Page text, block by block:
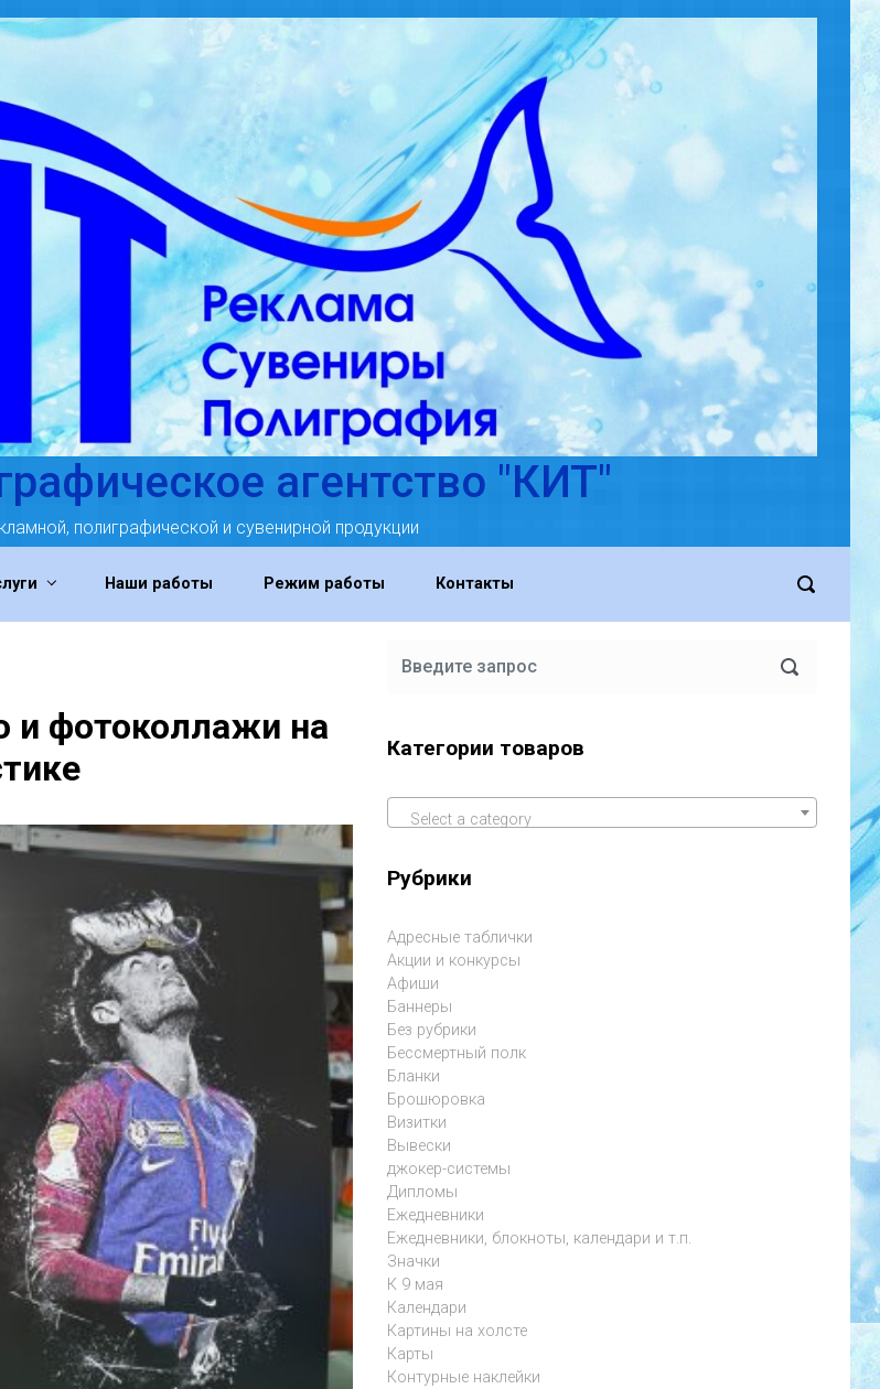
агентство "КИТ"
полиграфической и сувенирной продукции
Наши работы Режим работы Контакты
и фотоколлажи на
Категории товаров
Select a category
Рубрики
Адресные таблички
Акции и конкурсы
Афиши
Баннеры
Без рубрики
Бессмертный полк
Бланки
Брошюровка
Визитки
Вывески
джокер-системы
Дипломы
Ежедневники
Ежедневники, блокноты, календари и т.п.
Значки
К 9 мая
Календари
Картины на холсте
Карты
Контурные наклейки